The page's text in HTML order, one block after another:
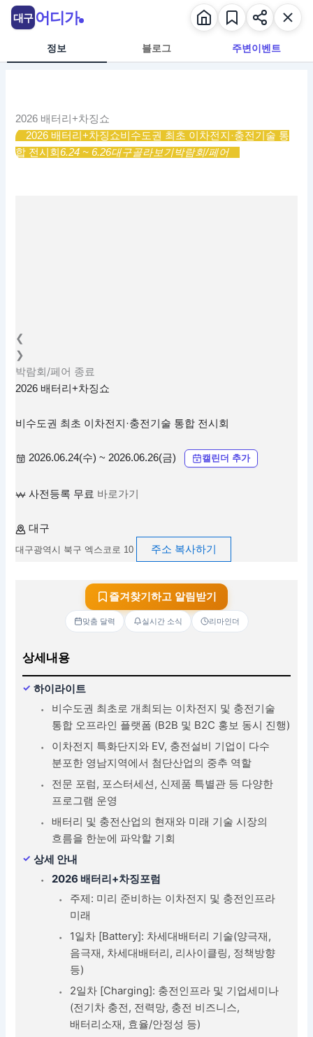
정보 블로그 주변이벤트
2026 배터리+차징쇼
2026 배터리+차징쇼비수도권 최초 이차전지·충전기술 통
합 전시회6.24 ~ 6.26대구골라보기박람회/페어
❮
❯
박람회/페어 종료
2026 배터리+차징쇼
비수도권 최초 이차전지·충전기술 통합 전시회
2026.06.24(수) ~ 2026.06.26(금) 캘린더 추가
사전등록 무료 바로가기
대구
대구광역시 북구 엑스코로 10 주소 복사하기
즐겨찾기하고 알림받기
맞춤 달력 실시간 소식 리마인더
상세내용
하이라이트
비수도권 최초로 개최되는 이차전지 및 충전기술
통합 오프라인 플랫폼 (B2B 및 B2C 홍보 동시 진행)
이차전지 특화단지와 EV, 충전설비 기업이 다수
분포한 영남지역에서 첨단산업의 중추 역할
전문 포럼, 포스터세션, 신제품 특별관 등 다양한
프로그램 운영
배터리 및 충전산업의 현재와 미래 기술 시장의
흐름을 한눈에 파악할 기회
상세 안내
2026 배터리+차징포럼
주제: 미리 준비하는 이차전지 및 충전인프라
미래
1일차 [Battery]: 차세대배터리 기술(양극재,
음극재, 차세대배터리, 리사이클링, 정책방향
등)
2일차 [Charging]: 충전인프라 및 기업세미나
(전기차 충전, 전력망, 충전 비즈니스,
배터리소재, 효율/안정성 등)
대구 어디가